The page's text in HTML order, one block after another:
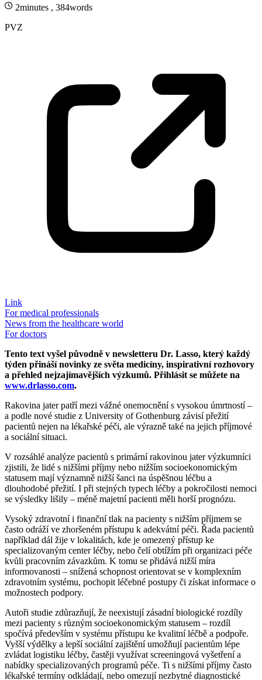
2minutes , 384words
PVZ
Link
For medical professionals
News from the healthcare world
For doctors
Tento text vyšel původně v newsletteru Dr. Lasso, který každý
týden přináší novinky ze světa medicíny, inspirativní rozhovory
a přehled nejzajímavějších výzkumů. Přihlásit se můžete na
www.drlasso.com.
Rakovina jater patří mezi vážné onemocnění s vysokou úmrtností –
a podle nové studie z University of Gothenburg závisí přežití
pacientů nejen na lékařské péči, ale výrazně také na jejich příjmové
a sociální situaci.
V rozsáhlé analýze pacientů s primární rakovinou jater výzkumníci
zjistili, že lidé s nižšími příjmy nebo nižším socioekonomickým
statusem mají významně nižší šanci na úspěšnou léčbu a
dlouhodobé přežití. I při stejných typech léčby a pokročilosti nemoci
se výsledky lišily – méně majetní pacienti měli horší prognózu.
Vysoký zdravotní i finanční tlak na pacienty s nižším příjmem se
často odráží ve zhoršeném přístupu k adekvátní péči. Řada pacientů
například dál žije v lokalitách, kde je omezený přístup ke
specializovaným center léčby, nebo čelí obtížím při organizaci péče
kvůli pracovním závazkům. K tomu se přidává nižší míra
informovanosti – snížená schopnost orientovat se v komplexním
zdravotním systému, pochopit léčebné postupy či získat informace o
možnostech podpory.
Autoři studie zdůrazňují, že neexistují zásadní biologické rozdíly
mezi pacienty s různým socioekonomickým statusem – rozdíl
spočívá především v systému přístupu ke kvalitní léčbě a podpoře.
Vyšší výdělky a lepší sociální zajištění umožňují pacientům lépe
zvládat logistiku léčby, častěji využívat screeningová vyšetření a
nabídky specializovaných programů péče. Ti s nižšími příjmy často
lékařské termíny odkládají, nebo omezují nezbytné diagnostické